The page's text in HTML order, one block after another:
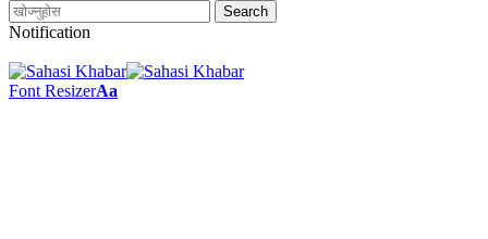
Notification
Font ResizerAa